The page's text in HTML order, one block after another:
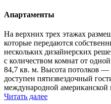
Апартаменты
На верхних трех этажах
которые передаются
нескольких дизайнерских
с количеством комнат от
84,7 кв. м. Высота потолков —
доступен пятизвездочный
международной
Читать далее